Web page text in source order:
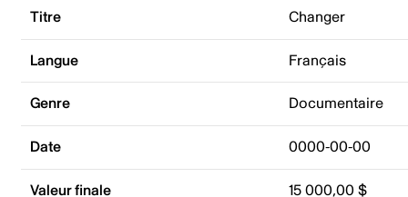
Titre Changer
Langue Français
Genre Documentaire
Date 0000-00-00
Valeur finale 15 000,00 $